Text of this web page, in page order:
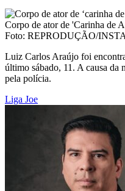
Corpo de ator de 'Carinha de
Foto: REPRODUÇÃO/
Luiz Carlos Araújo foi
último sábado, 11. A causa da
pela polícia.
Liga Joe